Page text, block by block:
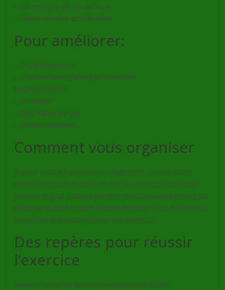
– Un manque de sensations
– Une mauvaise accélération
Pour améliorer:
– Le relâchement
– L’accélération durant la traversée
Matériel utilisé:
– Un putter
– Des balles de jeu
– Un peu d’habilité
Comment vous organiser
Placez-vous à l’adresse normalement, si vous êtes
droitier prenez le club avec la main droite un peu plus
bas sur le grip. Laissez pendre le bras gauche le long du
corps ou placez le dans le dos. Mettez- vous à l’adresse
vous êtes prêt pour réussir cet exercice.
Des repères pour réussir
l’exercice
Assurez-vous de prendre une posture solide: